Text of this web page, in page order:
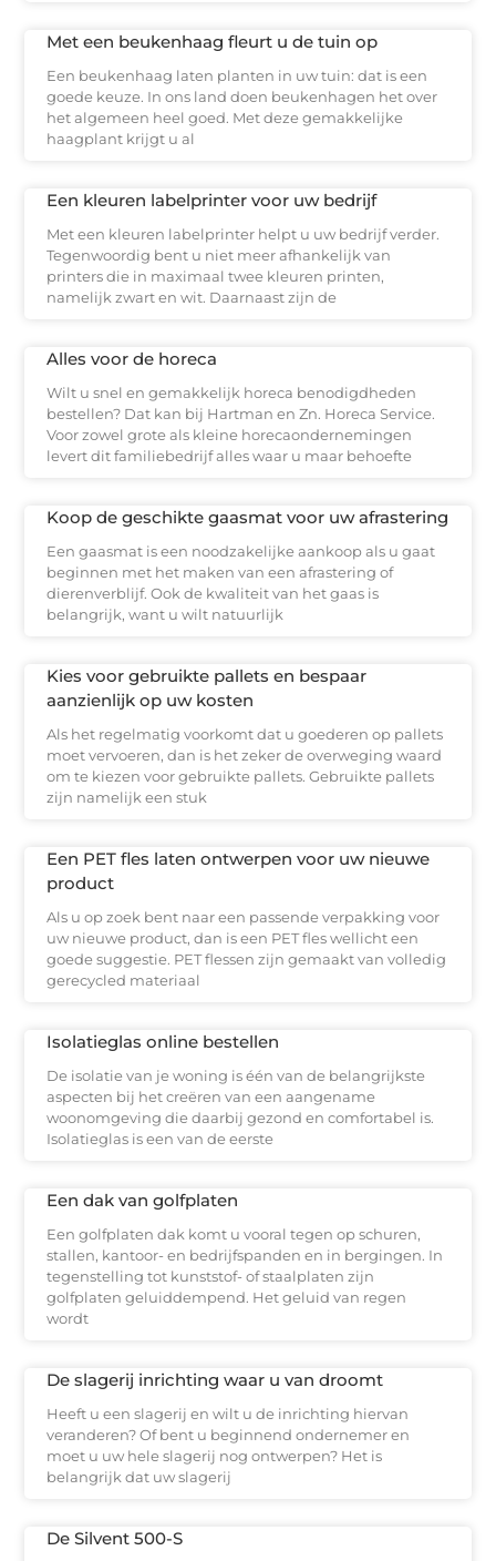
Met een beukenhaag fleurt u de tuin op
Een beukenhaag laten planten in uw tuin: dat is een
goede keuze. In ons land doen beukenhagen het over
het algemeen heel goed. Met deze gemakkelijke
haagplant krijgt u al
Een kleuren labelprinter voor uw bedrijf
Met een kleuren labelprinter helpt u uw bedrijf verder.
Tegenwoordig bent u niet meer afhankelijk van
printers die in maximaal twee kleuren printen,
namelijk zwart en wit. Daarnaast zijn de
Alles voor de horeca
Wilt u snel en gemakkelijk horeca benodigdheden
bestellen? Dat kan bij Hartman en Zn. Horeca Service.
Voor zowel grote als kleine horecaondernemingen
levert dit familiebedrijf alles waar u maar behoefte
Koop de geschikte gaasmat voor uw afrastering
Een gaasmat is een noodzakelijke aankoop als u gaat
beginnen met het maken van een afrastering of
dierenverblijf. Ook de kwaliteit van het gaas is
belangrijk, want u wilt natuurlijk
Kies voor gebruikte pallets en bespaar
aanzienlijk op uw kosten
Als het regelmatig voorkomt dat u goederen op pallets
moet vervoeren, dan is het zeker de overweging waard
om te kiezen voor gebruikte pallets. Gebruikte pallets
zijn namelijk een stuk
Een PET fles laten ontwerpen voor uw nieuwe
product
Als u op zoek bent naar een passende verpakking voor
uw nieuwe product, dan is een PET fles wellicht een
goede suggestie. PET flessen zijn gemaakt van volledig
gerecycled materiaal
Isolatieglas online bestellen
De isolatie van je woning is één van de belangrijkste
aspecten bij het creëren van een aangename
woonomgeving die daarbij gezond en comfortabel is.
Isolatieglas is een van de eerste
Een dak van golfplaten
Een golfplaten dak komt u vooral tegen op schuren,
stallen, kantoor- en bedrijfspanden en in bergingen. In
tegenstelling tot kunststof- of staalplaten zijn
golfplaten geluiddempend. Het geluid van regen
wordt
De slagerij inrichting waar u van droomt
Heeft u een slagerij en wilt u de inrichting hiervan
veranderen? Of bent u beginnend ondernemer en
moet u uw hele slagerij nog ontwerpen? Het is
belangrijk dat uw slagerij
De Silvent 500-S